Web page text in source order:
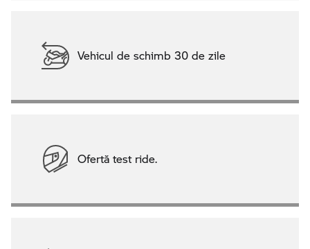
Vehicul de schimb 30 de zile
Ofertă test ride.